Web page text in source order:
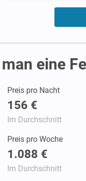
eine
Preis pro Nacht
156 €
Im Durchschnitt
Preis pro Woche
1.088 €
Im Durchschnitt